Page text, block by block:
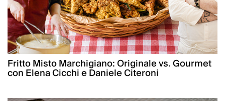
Fritto Misto Marchigiano: Originale vs. Gourmet
con Elena Cicchi e Daniele Citeroni